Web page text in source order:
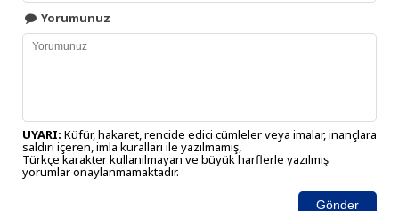
Yorumunuz
UYARI: Küfür, hakaret, rencide edici cümleler veya imalar, inançlara
saldırı içeren, imla kuralları ile yazılmamış,
Türkçe karakter kullanılmayan ve büyük harflerle yazılmış
yorumlar onaylanmamaktadır.
Gönder